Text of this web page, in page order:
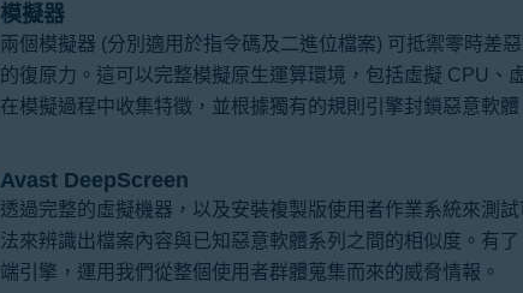
模擬器
兩個模擬器 (分別適用於指令碼及二進位檔案) 可抵禦零時差
的復原力。這可以完整模擬原生運算環境，包括虛擬 CPU、
在模擬過程中收集特徵，並根據獨有的規則引擎封鎖惡意軟體
Avast DeepScreen
透過完整的虛擬機器，以及安裝複製版使用者作業系統來測
法來辨識出檔案內容與已知惡意軟體系列之間的相似度。有
端引擎，運用我們從整個使用者群體蒐集而來的威脅情報。